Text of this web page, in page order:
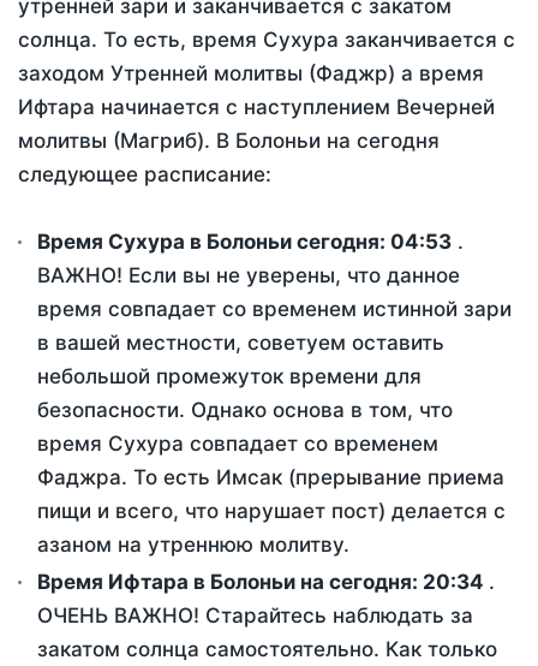
утренней зари и заканчивается с закатом
солнца. То есть, время Сухура заканчивается с
заходом Утренней молитвы (Фаджр) а время
Ифтара начинается с наступлением Вечерней
молитвы (Магриб). В Болоньи на сегодня
следующее расписание:
Время Сухура в Болоньи сегодня: 04:53 .
ВАЖНО! Если вы не уверены, что данное
время совпадает со временем истинной зари
в вашей местности, советуем оставить
небольшой промежуток времени для
безопасности. Однако основа в том, что
время Сухура совпадает со временем
Фаджра. То есть Имсак (прерывание приема
пищи и всего, что нарушает пост) делается с
азаном на утреннюю молитву.
Время Ифтара в Болоньи на сегодня: 20:34 .
ОЧЕНЬ ВАЖНО! Старайтесь наблюдать за
закатом солнца самостоятельно. Как только